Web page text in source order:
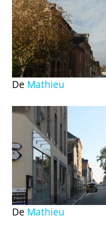
De Mathieu
De Mathieu